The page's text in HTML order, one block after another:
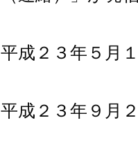
平成２３年５
平成２３年９